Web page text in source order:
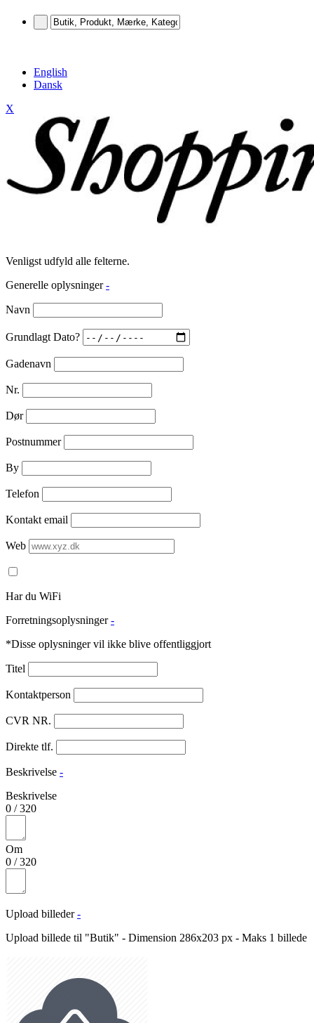
English
Dansk
X
Venligst udfyld alle felterne.
Generelle oplysninger -
Navn
Grundlagt Dato?
Gadenavn
Nr.
Dør
Postnummer
By
Telefon
Kontakt email
Web
Har du WiFi
Forretningsoplysninger -
*Disse oplysninger vil ikke blive offentliggjort
Titel
Kontaktperson
CVR NR.
Direkte tlf.
Beskrivelse -
Beskrivelse
0 /320
Om
0 /320
Upload billeder -
Upload billede til "Butik" - Dimension 286x203 px - Maks 1 billede